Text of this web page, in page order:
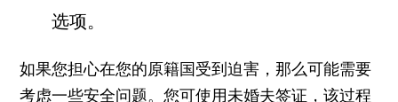
选项。
如果您担心在您的原籍国受到迫害，那么可能需要
考虑一些安全问题。您可使用未婚夫签证，该过程